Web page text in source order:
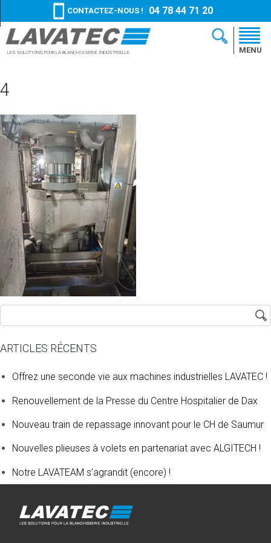
LES SOLUTIONS POUR LA BLANCHISSERIE INDUSTRIELLE
CONTACTEZ-NOUS ! 04 78 44 71 20
MENU
4
ARTICLES RÉCENTS
Offrez une seconde vie aux machines industrielles LAVATEC !
Renouvellement de la Presse du Centre Hospitalier de Dax
Nouveau train de repassage innovant pour le CH de Saumur
Nouvelles plieuses à volets en partenariat avec ALGITECH !
Notre LAVATEAM s’agrandit (encore) !